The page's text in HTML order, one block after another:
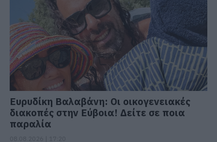
Ευρυδίκη Βαλαβάνη: Οι οικογενειακές
διακοπές στην Εύβοια! Δείτε σε ποια
παραλία